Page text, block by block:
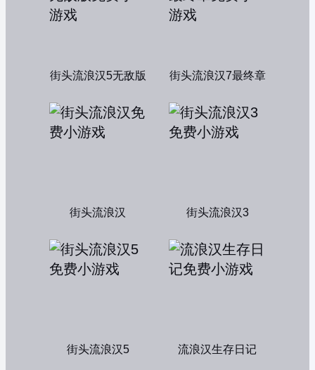
街头流浪汉5无敌版 街头流浪汉7最终章
街头流浪汉 街头流浪汉3
街头流浪汉5 流浪汉生存日记